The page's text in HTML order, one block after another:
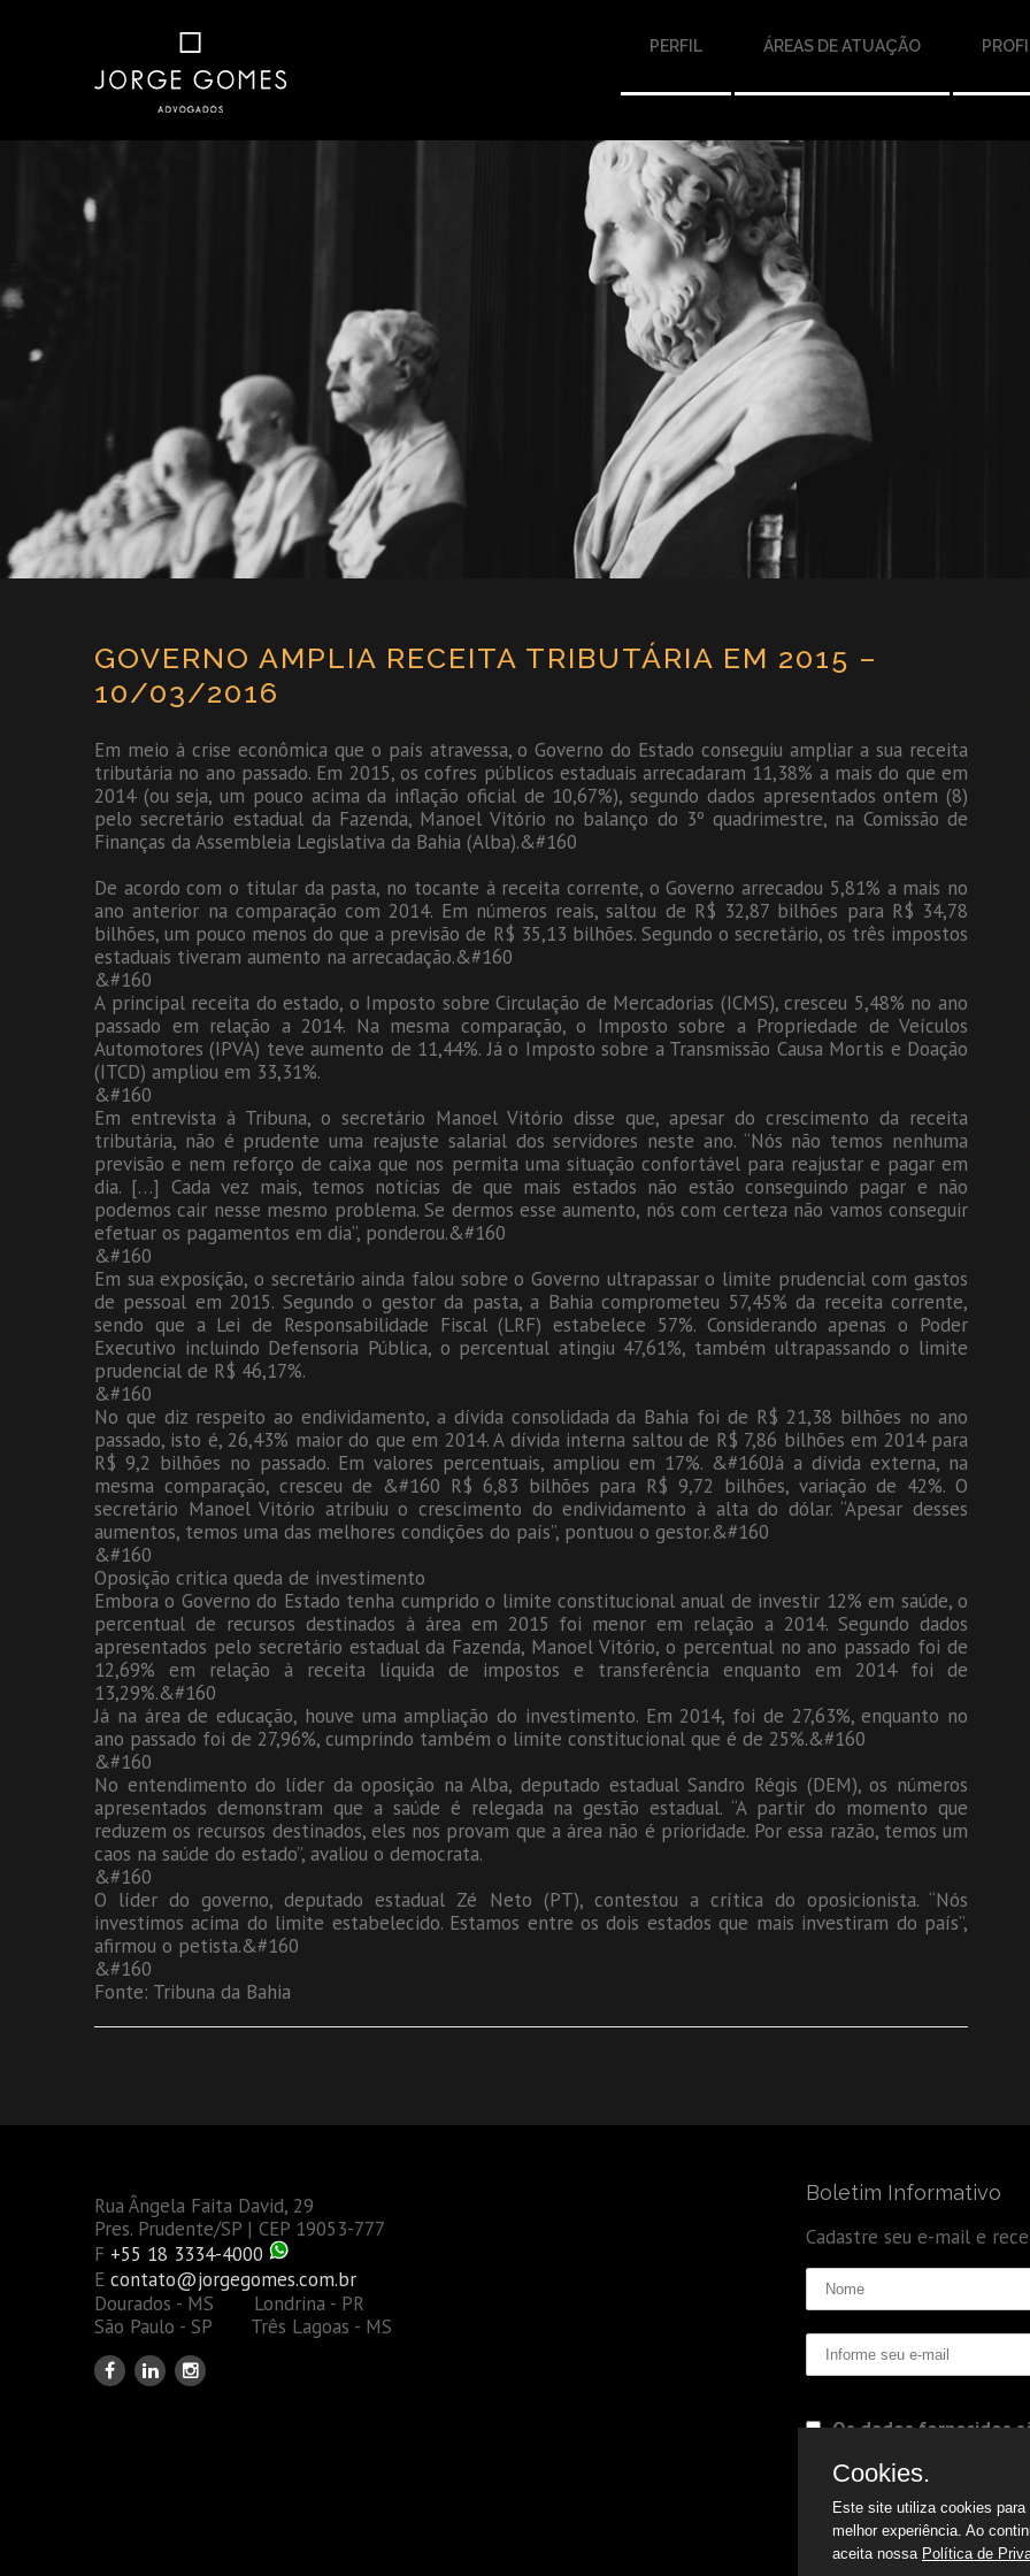
PERFIL ÁREAS DE ATUAÇÃO
GOVERNO AMPLIA RECEITA TRIBUTÁRIA EM 2015 –
10/03/2016
Em meio à crise econômica que o país atravessa, o Governo do Estado conseguiu ampliar a sua receita
tributária no ano passado. Em 2015, os cofres públicos estaduais arrecadaram 11,38% a mais do que em
2014 (ou seja, um pouco acima da inflação oficial de 10,67%), segundo dados apresentados ontem (8)
pelo secretário estadual da Fazenda, Manoel Vitório no balanço do 3º quadrimestre, na Comissão de
Finanças da Assembleia Legislativa da Bahia (Alba).&#160
De acordo com o titular da pasta, no tocante à receita corrente, o Governo arrecadou 5,81% a mais no
ano anterior na comparação com 2014. Em números reais, saltou de R$ 32,87 bilhões para R$ 34,78
bilhões, um pouco menos do que a previsão de R$ 35,13 bilhões. Segundo o secretário, os três impostos
estaduais tiveram aumento na arrecadação.&#160
&#160
A principal receita do estado, o Imposto sobre Circulação de Mercadorias (ICMS), cresceu 5,48% no ano
passado em relação a 2014. Na mesma comparação, o Imposto sobre a Propriedade de Veículos
Automotores (IPVA) teve aumento de 11,44%. Já o Imposto sobre a Transmissão Causa Mortis e Doação
(ITCD) ampliou em 33,31%.
&#160
Em entrevista à Tribuna, o secretário Manoel Vitório disse que, apesar do crescimento da receita
tributária, não é prudente uma reajuste salarial dos servidores neste ano. “Nós não temos nenhuma
previsão e nem reforço de caixa que nos permita uma situação confortável para reajustar e pagar em
dia. […] Cada vez mais, temos notícias de que mais estados não estão conseguindo pagar e não
podemos cair nesse mesmo problema. Se dermos esse aumento, nós com certeza não vamos conseguir
efetuar os pagamentos em dia”, ponderou.&#160
&#160
Em sua exposição, o secretário ainda falou sobre o Governo ultrapassar o limite prudencial com gastos
de pessoal em 2015. Segundo o gestor da pasta, a Bahia comprometeu 57,45% da receita corrente,
sendo que a Lei de Responsabilidade Fiscal (LRF) estabelece 57%. Considerando apenas o Poder
Executivo incluindo Defensoria Pública, o percentual atingiu 47,61%, também ultrapassando o limite
prudencial de R$ 46,17%.
&#160
No que diz respeito ao endividamento, a dívida consolidada da Bahia foi de R$ 21,38 bilhões no ano
passado, isto é, 26,43% maior do que em 2014. A dívida interna saltou de R$ 7,86 bilhões em 2014 para
R$ 9,2 bilhões no passado. Em valores percentuais, ampliou em 17%. &#160Já a dívida externa, na
mesma comparação, cresceu de &#160 R$ 6,83 bilhões para R$ 9,72 bilhões, variação de 42%. O
secretário Manoel Vitório atribuiu o crescimento do endividamento à alta do dólar. “Apesar desses
aumentos, temos uma das melhores condições do país”, pontuou o gestor.&#160
&#160
Oposição critica queda de investimento
Embora o Governo do Estado tenha cumprido o limite constitucional anual de investir 12% em saúde, o
percentual de recursos destinados à área em 2015 foi menor em relação a 2014. Segundo dados
apresentados pelo secretário estadual da Fazenda, Manoel Vitório, o percentual no ano passado foi de
12,69% em relação à receita líquida de impostos e transferência enquanto em 2014 foi de
13,29%.&#160
Já na área de educação, houve uma ampliação do investimento. Em 2014, foi de 27,63%, enquanto no
ano passado foi de 27,96%, cumprindo também o limite constitucional que é de 25%.&#160
&#160
No entendimento do líder da oposição na Alba, deputado estadual Sandro Régis (DEM), os números
apresentados demonstram que a saúde é relegada na gestão estadual. “A partir do momento que
reduzem os recursos destinados, eles nos provam que a área não é prioridade. Por essa razão, temos um
caos na saúde do estado”, avaliou o democrata.
&#160
O líder do governo, deputado estadual Zé Neto (PT), contestou a crítica do oposicionista. “Nós
investimos acima do limite estabelecido. Estamos entre os dois estados que mais investiram do país”,
afirmou o petista.&#160
&#160
Fonte: Tribuna da Bahia
Rua Ângela Faita David, 29
Pres. Prudente/SP | CEP 19053-777
F +55 18 3334-4000
E contato@jorgegomes.com.br
Dourados - MS Londrina - PR
São Paulo - SP Três Lagoas - MS
Boletim Informativo
Cadastre seu e-mail e
Os dados fornecidos
Cookies.
Este site utiliza cookies para
melhor experiência. Ao
aceita nossa Política de